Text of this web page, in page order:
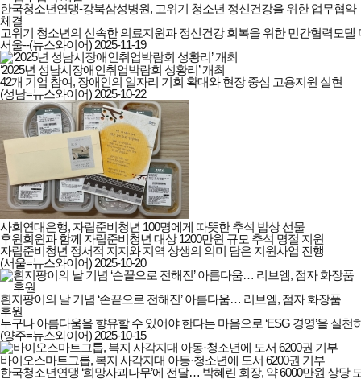
한국청소년연맹-강북삼성병원, 고위기 청소년 정신건강을 위한 업무협약
체결
고위기 청소년의 신속한 의료지원과 정신건강 회복을 위한 민간협력모델
서울--(뉴스와이어) 2025-11-19
‘2025년 성남시장애인취업박람회 성황리’ 개최
42개 기업 참여, 장애인의 일자리 기회 확대와 현장 중심 고용지원 실현
(성남=뉴스와이어) 2025-10-22
사회연대은행, 자립준비청년 100명에게 따뜻한 추석 밥상 선물
후원회원과 함께 자립준비청년 대상 1200만원 규모 추석 명절 지원
자립준비청년 정서적 지지와 지역 상생의 의미 담은 지원사업 진행
(서울=뉴스와이어) 2025-10-20
흰지팡이의 날 기념 ‘손끝으로 전해진’ 아름다움… 리브엠, 점자 화장품
후원
누구나 아름다움을 향유할 수 있어야 한다는 마음으로 ‘ESG 경영’을 실천
(양주=뉴스와이어) 2025-10-15
바이오스마트그룹, 복지 사각지대 아동·청소년에 도서 6200권 기부
한국청소년연맹 ‘희망사과나무’에 전달… 박혜린 회장, 약 6000만원 상당